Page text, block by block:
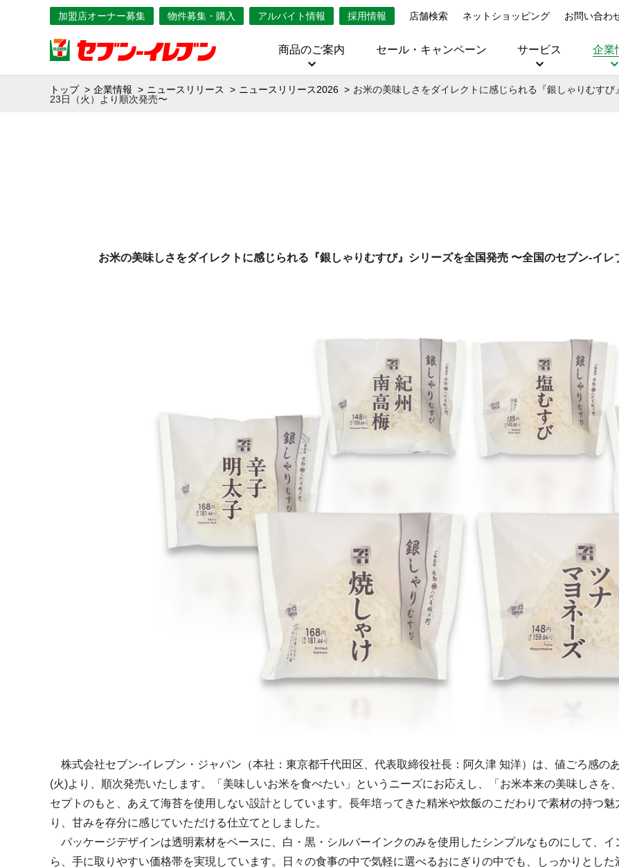
加盟店オーナー募集 物件募集・購入 アルバイト情報 採用情報 店舗検索 ネットショッピング お問い合わ
商品のご案内 セール・キャンペーン サービス 企業
トップ 企業情報 ニュースリリース ニュースリリース2026
お米の美味しさをダイレクトに感じられる『銀しゃりむす
23日（火）より順次発売〜
お米の美味しさをダイレクトに感じられる『銀しゃりむすび』シリーズを全国発売 〜全国のセブン‐イ
株式会社セブン‐イレブン・ジャパン（本社：東京都千代田区、代表取締役社長：阿久津 知洋）は、値ごろ感の
(火)より、順次発売いたします。「美味しいお米を食べたい」というニーズにお応えし、「お米本来の美味しさを
セプトのもと、あえて海苔を使用しない設計としています。長年培ってきた精米や炊飯のこだわりで素材の持つ
り、甘みを存分に感じていただける仕立てとしました。
パッケージデザインは透明素材をベースに、白・黒・シルバーインクのみを使用したシンプルなものにして、
ら、手に取りやすい価格帯を実現しています。日々の食事の中で気軽に選べるおにぎりの中でも、しっかりとし